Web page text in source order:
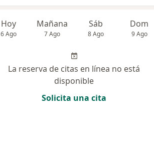
Hoy
6 Ago
Mañana
7 Ago
Sáb
8 Ago
Dom
9 Ago
La reserva de citas en línea no está
disponible
Solicita una cita